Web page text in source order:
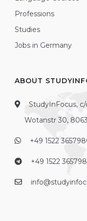
Professions
Studies
Jobs in Germany
ABOUT
StudyInFocus,
Wotanstr 30,
+49 1522
+49 1522